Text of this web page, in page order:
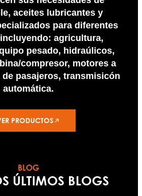
aceites lubricantes y
para diferentes
agricultura,
pesado, hidraúlicos,
compresor, motores a
pasajeros, transmisicón
automática.
PRODUCTOS
BLOG
ÚLTIMOS BLOGS